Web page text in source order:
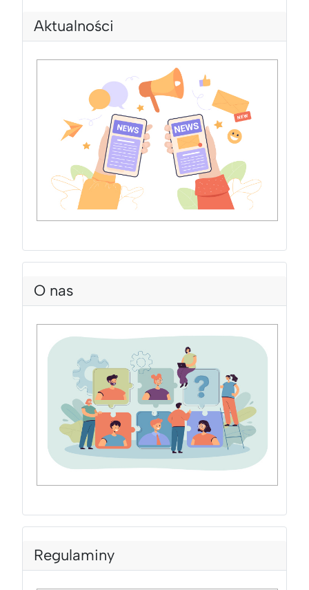
Aktualności
O nas
Regulaminy